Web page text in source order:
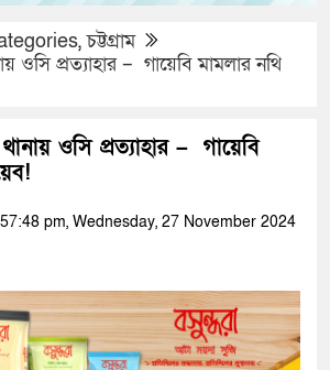
,চট্টগ্রাম
ওসি প্রত্যাহার – গায়েবি মামলার নথি
ওসি প্রত্যাহার – গায়েবি
pm, Wednesday, 27 November 2024